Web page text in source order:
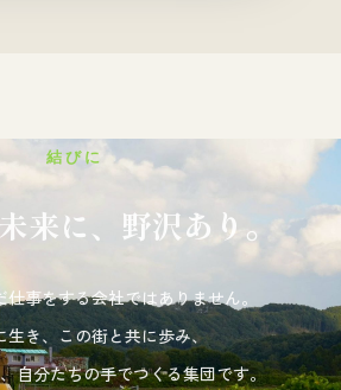
結びに
来に、野沢あり。
事をする会社ではありません。
生き、この街と共に歩み、
自分たちの手でつくる集団です。